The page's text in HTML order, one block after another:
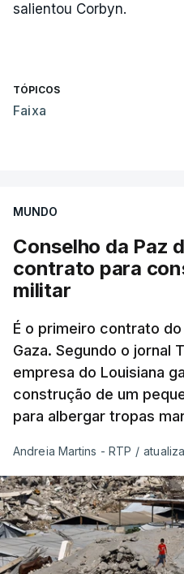
salientou Corbyn.
TÓPICOS
Faixa
MUNDO
Conselho da Paz
contrato para
militar
É o primeiro contrato
Gaza. Segundo o jornal
empresa do Louisiana
construção de um
para albergar tropas
Andreia Martins - RTP /